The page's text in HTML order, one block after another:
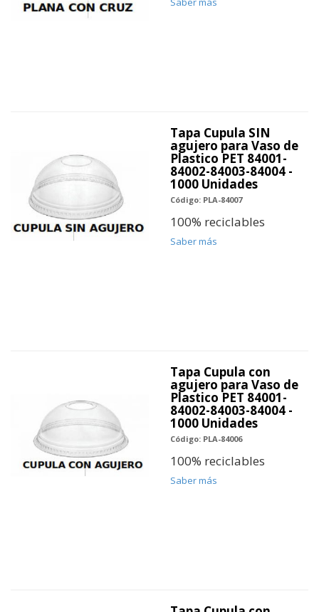
Tapa Cupula SIN
agujero para Vaso de
Plastico PET 84001-
84002-84003-84004 -
1000 Unidades
Código: PLA-84007
100% reciclables
Saber más
Tapa Cupula con
agujero para Vaso de
Plastico PET 84001-
84002-84003-84004 -
1000 Unidades
Código: PLA-84006
100% reciclables
Saber más